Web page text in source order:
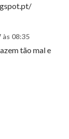
às 08:35
tão mal e